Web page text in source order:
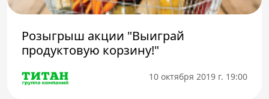
Розыгрыш акции "Выиграй
продуктовую корзину!"
10 октября 2019 г. 19:00